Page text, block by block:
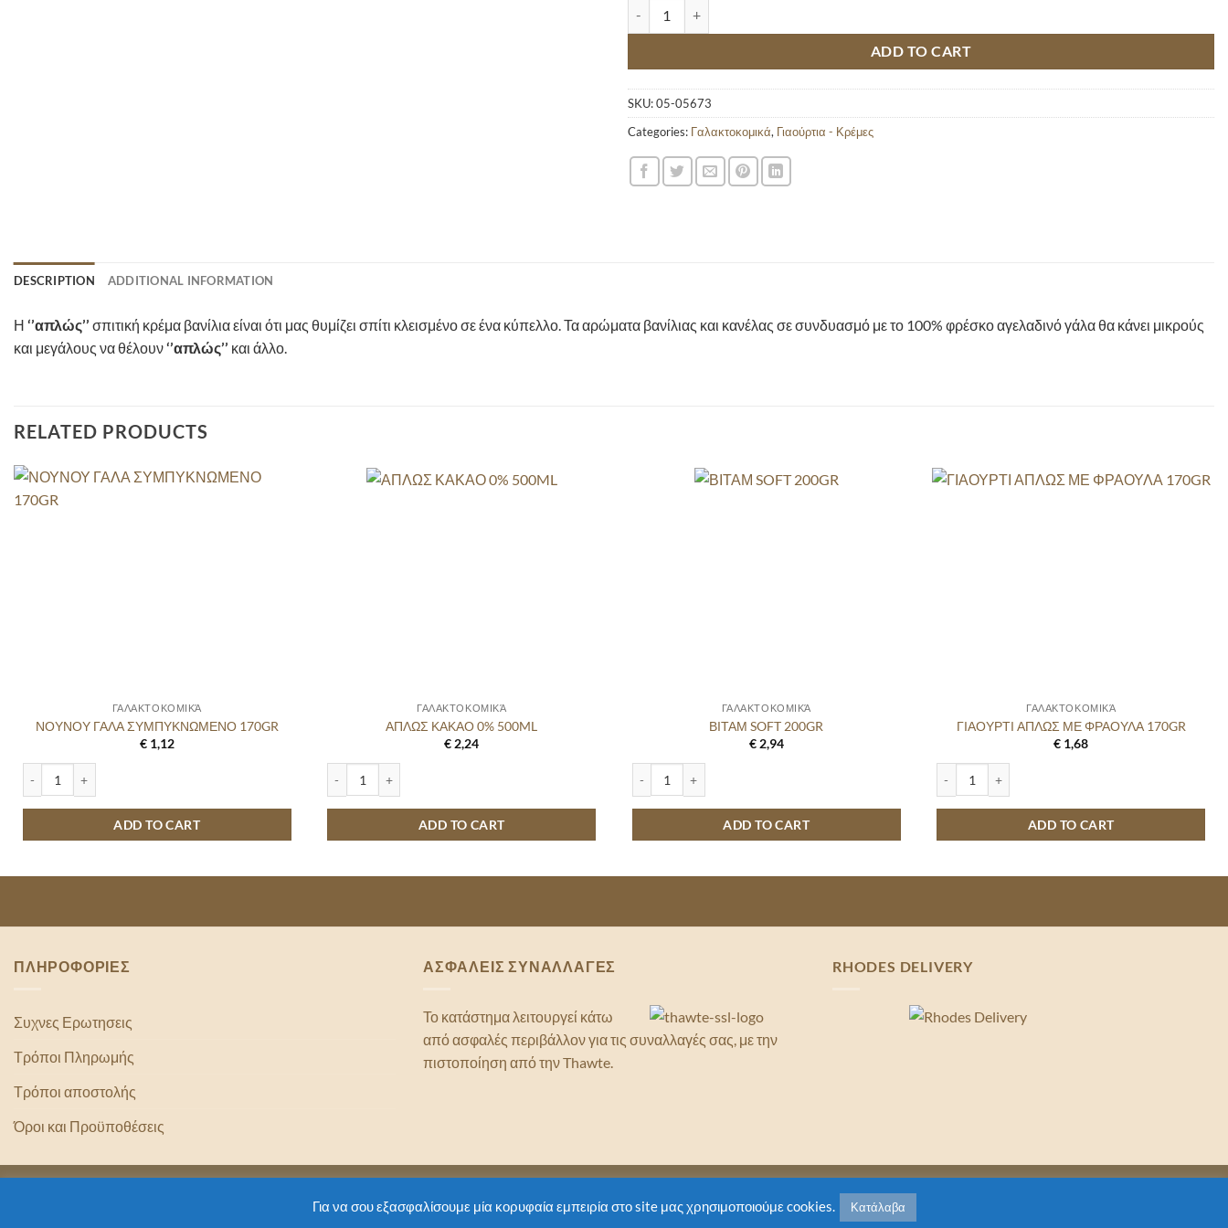
ADD TO CART
SKU:05-05673
Categories: Γαλακτοκομικά, Γιαούρτια - Κρέμες
DESCRIPTION ADDITIONAL INFORMATION
Η ‘’απλώς’’ σπιτική κρέμα βανίλια είναι ότι μας θυμίζει σπίτι κλεισμένο σε ένα κύπελλο. Τα αρώματα βανίλιας και κανέλας σε συνδυασμό με το 100% φρέσκο αγελαδινό γάλα θα κάνει μικρούς
και μεγάλους να θέλουν‘’απλώς’’ και άλλο.
RELATED PRODUCTS
ΓΑΛΑΚΤΟΚΟΜΙΚΆ
ΝΟΥΝΟΥ ΓΑΛΑ ΣΥΜΠΥΚΝΩΜΕΝΟ 170GR
€1,12
ADD TO CART
ΓΑΛΑΚΤΟΚΟΜΙΚΆ
ΑΠΛΩΣ ΚΑΚΑΟ 0% 500ML
€ 2,24
ADD TO CART
ΓΑΛΑΚΤΟΚΟΜΙΚΆ
ΒΙΤΑΜ SOFT 200GR
€2,94
ADD TO CART
ΓΑΛΑΚΤΟΚΟΜΙΚΆ
ΓΙΑΟΥΡΤΙ ΑΠΛΩΣ ΜΕ ΦΡΑΟΥΛΑ 170GR
€ 1,68
ADD TO CART
ΠΛΗΡΟΦΟΡΙΕΣ
Συχνες Ερωτησεις
Τρόποι Πληρωμής
Τρόποι αποστολής
Όροι και Προϋποθέσεις
ΑΣΦΑΛΕΙΣ ΣΥΝΑΛΛΑΓΕΣ
Το κατάστημα λειτουργεί κάτω
από ασφαλές περιβάλλον για τις συναλλαγές σας, με την
πιστοποίηση από την Thawte.
RHODES DELIVERY
Για να σου εξασφαλίσουμε μία κορυφαία εμπειρία στο site μας χρησιμοποιούμε cookies. Κατάλαβα